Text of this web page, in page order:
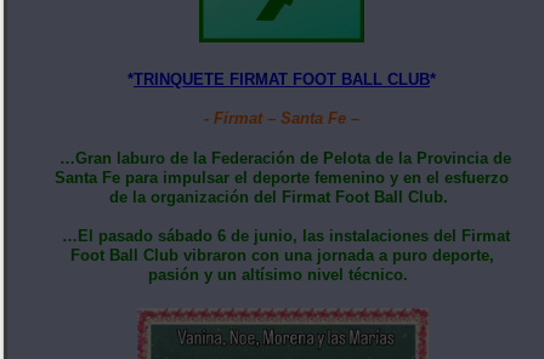
*TRINQUETE FIRMAT FOOT BALL CLUB*
- Firmat – Santa Fe –
…Gran laburo de la Federación de Pelota de la Provincia de
Santa Fe para impulsar el deporte femenino y en el esfuerzo
de la organización del Firmat Foot Ball Club.
…El pasado sábado 6 de junio, las instalaciones del Firmat
Foot Ball Club vibraron con una jornada a puro deporte,
pasión y un altísimo nivel técnico.